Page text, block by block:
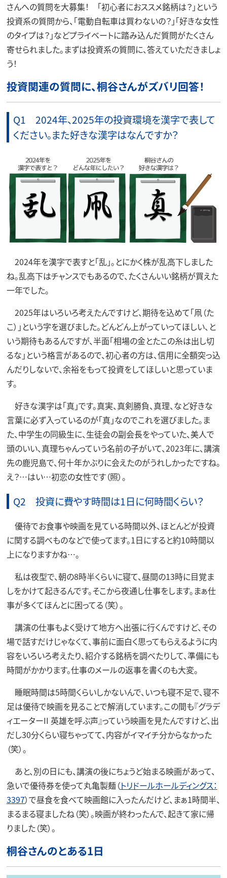
さんへの質問を大募集！ 「初心者におススメ銘柄は？」という
投資系の質問から、「電動自転車は買わないの？」「好きな女性
のタイプは？」などプライベートに踏み込んだ質問がたくさん
寄せられました。まずは投資系の質問に、答えていただきましょ
う！
投資関連の質問に、桐谷さんがズバリ回答！
Q1 2024年、2025年の投資環境を漢字で表して
ください。また好きな漢字はなんですか？
2024年を漢字で表すと「乱」。とにかく株が乱高下しました
ね。乱高下はチャンスでもあるので、たくさんいい銘柄が買えた
一年でした。
2025年はいろいろ考えたんですけど、期待を込めて「凧（た
こ）」という字を選びました。どんどん上がっていってほしい、と
いう期待もあるんですが、半面「相場の金とたこの糸は出し切
るな」という格言があるので、初心者の方は、信用に全額突っ込
んだりしないで、余裕をもって投資をしてほしいと思っていま
す。
好きな漢字は「真」です。真実、真剣勝負、真理、など好きな
言葉に必ず入っているのが「真」なのでこれを選びました。ま
た、中学生の同級生に、生徒会の副会長をやっていた、美人で
頭のいい、真理ちゃんっていう名前の子がいて、2023年に、講演
先の鹿児島で、何十年かぶりに会えたのがうれしかったですね。
え？…はい…初恋の女性です（照）。
Q2 投資に費やす時間は1日に何時間くらい？
優待でお食事や映画を見ている時間以外、ほとんどが投資
に関する調べものなどで使ってます。1日にすると約10時間以
上になりますかね…。
私は夜型で、朝の8時半くらいに寝て、昼間の13時に目覚ま
しをかけて起きるんです。そこから夜通し仕事をします。まぁ仕
事が多くてほんとに困ってる（笑）。
講演の仕事もよく受けて地方へ出張に行くんですけど、その
場で話すだけじゃなくて、事前に面白く思ってもらえるように内
容をいろいろ考えたり、紹介する銘柄を調べたりして、準備にも
時間がかかります。仕事のメールの返事を書くのも大変。
睡眠時間は5時間くらいしかないんで、いつも寝不足で、寝不
足は優待で映画を見ることで解消しています。この間も『グラデ
ィエーターII 英雄を呼ぶ声』っていう映画を見たんですけど、出
だし30分くらい寝ちゃってて、内容がイマイチ分からなかった
（笑）。
あと、別の日にも、講演の後にちょうど始まる映画があって、
急いで優待券を使って丸亀製麺（トリドールホールディングス：
3397）で昼食を食べて映画館に入ったんだけど、まぁ1時間半、
まるまる寝ましたね（笑）。映画が終わったんで、起きて家に帰
りました（笑）。
桐谷さんのとある1日